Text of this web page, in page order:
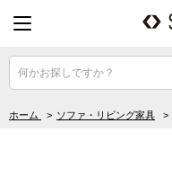
何かお探しですか？
ホーム > ソファ・リビング家具 >